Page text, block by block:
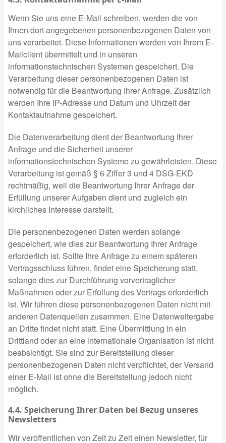
Wenn Sie uns eine E-Mail schreiben, werden die von
Ihnen dort angegebenen personenbezogenen Daten von
uns verarbeitet. Diese Informationen werden von Ihrem E-
Mailclient übermittelt und in unseren
informationstechnischen Systemen gespeichert. Die
Verarbeitung dieser personenbezogenen Daten ist
notwendig für die Beantwortung Ihrer Anfrage. Zusätzlich
werden Ihre IP-Adresse und Datum und Uhrzeit der
Kontaktaufnahme gespeichert.
Die Datenverarbeitung dient der Beantwortung Ihrer
Anfrage und die Sicherheit unserer
informationstechnischen Systeme zu gewährleisten. Diese
Verarbeitung ist gemäß § 6 Ziffer 3 und 4 DSG-EKD
rechtmäßig, weil die Beantwortung Ihrer Anfrage der
Erfüllung unserer Aufgaben dient und zugleich ein
kirchliches Interesse darstellt.
Die personenbezogenen Daten werden solange
gespeichert, wie dies zur Beantwortung Ihrer Anfrage
erforderlich ist. Sollte Ihre Anfrage zu einem späteren
Vertragsschluss führen, findet eine Speicherung statt,
solange dies zur Durchführung vorvertraglicher
Maßnahmen oder zur Erfüllung des Vertrags erforderlich
ist. Wir führen diese personenbezogenen Daten nicht mit
anderen Datenquellen zusammen. Eine Datenweitergabe
an Dritte findet nicht statt. Eine Übermittlung in ein
Drittland oder an eine internationale Organisation ist nicht
beabsichtigt. Sie sind zur Bereitstellung dieser
personenbezogenen Daten nicht verpflichtet, der Versand
einer E-Mail ist ohne die Bereitstellung jedoch nicht
möglich.
4.4. Speicherung Ihrer Daten bei Bezug unseres
Newsletters
Wir veröffentlichen von Zeit zu Zeit einen Newsletter, für